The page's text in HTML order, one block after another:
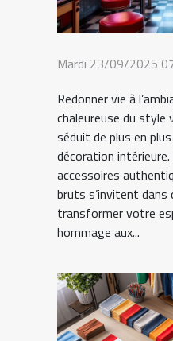
Mardi 23/09/2025
Redonner vie à
chaleureuse du style
séduit de plus en
décoration
accessoires
bruts s’invitent dans
transformer votre
hommage aux...